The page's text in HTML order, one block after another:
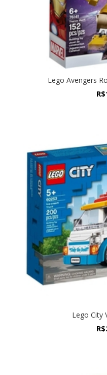
Lego Avengers
R$
Lego City
R$